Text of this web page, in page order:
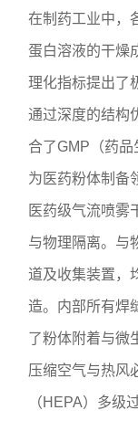
在制药工业中，
蛋白溶液的干燥
理化指标提出了
通过深度的结构
合了GMP（药
为医药粉体制备
医药级气流喷雾
与物理隔离。与
道及收集装置，
造。内部所有焊
了粉体附着与微
压缩空气与热风
（HEPA）多级